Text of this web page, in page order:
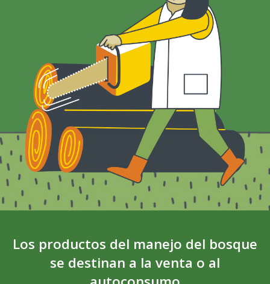
Los productos del manejo del bosque
se destinan a la venta o al